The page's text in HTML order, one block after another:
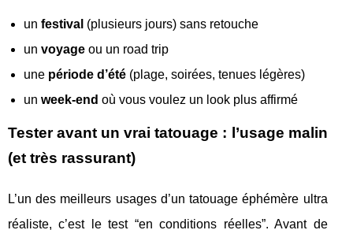
un festival (plusieurs jours) sans retouche
un voyage ou un road trip
une période d’été (plage, soirées, tenues légères)
un week-end où vous voulez un look plus affirmé
Tester avant un vrai tatouage : l’usage malin
(et très rassurant)
L’un des meilleurs usages d’un tatouage éphémère ultra
réaliste, c’est le test “en conditions réelles”. Avant de